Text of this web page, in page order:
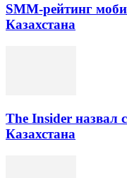
SMM-рейтинг
Казахстана
The Insider назвал
Казахстана